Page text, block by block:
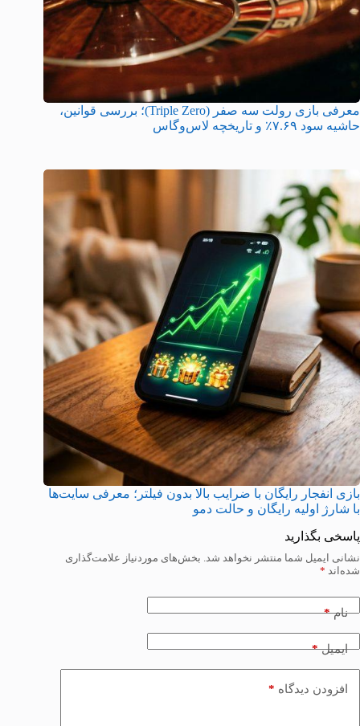
معرفی بازی رولت سه صفر (Triple Zero)؛ بررسی قوانین،
حاشیه سود ۷.۶۹٪ و تاریخچه لاس‌وگاس
بازی انفجار رایگان با ضرایب بالا بدون فیلتر؛ معرفی سایت‌ها
با شارژ اولیه رایگان و حالت دمو
پاسخی بگذارید
نشانی ایمیل شما منتشر نخواهد شد. بخش‌های موردنیاز علامت‌گذاری
شده‌اند *
نام*
ایمیل*
افزودن دیدگاه *